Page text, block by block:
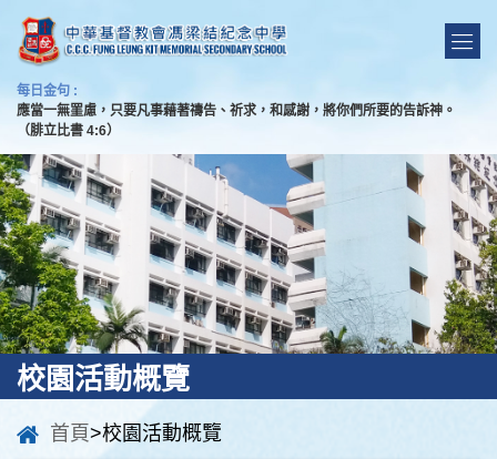
每日金句 :
應當一無罣慮，只要凡事藉著禱告、祈求，和感謝，將你們所要的告訴神。
（腓立比書 4:6）
校園活動概覽
首頁>校園活動概覽